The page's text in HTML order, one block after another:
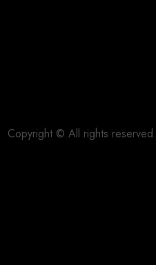
Copyright © All rights reserved.